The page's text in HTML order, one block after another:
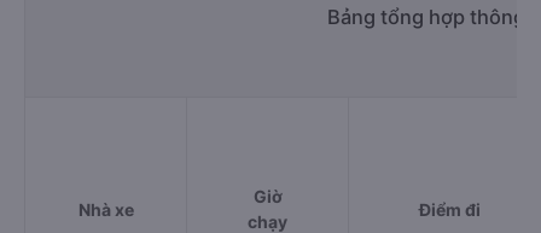
Bảng tổng hợp thông
Nhà xe
Giờ
chạy
Điểm đi